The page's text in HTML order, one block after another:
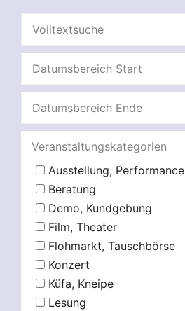
Veranstaltungskategorien
Ausstellung, Performance
Beratung
Demo, Kundgebung
Film, Theater
Flohmarkt, Tauschbörse
Konzert
Küfa, Kneipe
Lesung